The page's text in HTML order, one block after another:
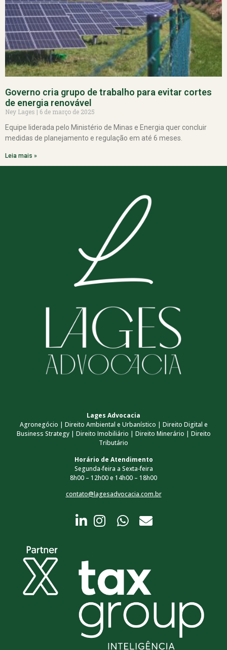
Governo cria grupo de trabalho para evitar cortes
de energia renovável
Ney Lages
6 de março de 2025
Equipe liderada pelo Ministério de Minas e Energia quer concluir
medidas de planejamento e regulação em até 6 meses.
Leia mais »
Lages Advocacia
Agronegócio | Direito Ambiental e Urbanístico | Direito Digital e
Business Strategy | Direito Imobiliário | Direito Minerário | Direito
Tributário
Horário de Atendimento
Segunda-feira a Sexta-feira
8h00 – 12h00 e 14h00 – 18h00
contato@lagesadvocacia.com.br